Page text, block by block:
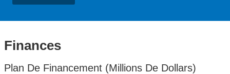
Finances
Plan De Financement (Millions De Dollars)